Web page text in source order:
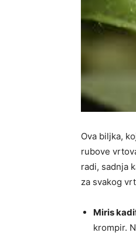
Ova biljka,
rubove
radi, sadnja
za svakog
Miris
krompir.